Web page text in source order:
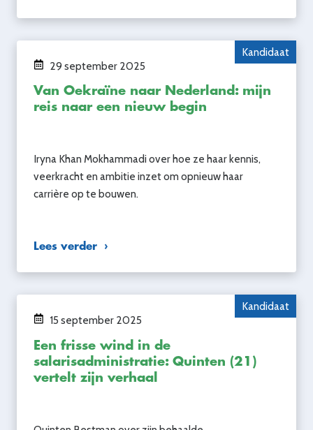
Kandidaat
29 september 2025
Van Oekraïne naar Nederland: mijn
reis naar een nieuw begin
Iryna Khan Mokhammadi over hoe ze haar kennis,
veerkracht en ambitie inzet om opnieuw haar
carrière op te bouwen.
Lees verder
Kandidaat
15 september 2025
Een frisse wind in de
salarisadministratie: Quinten (21)
vertelt zijn verhaal